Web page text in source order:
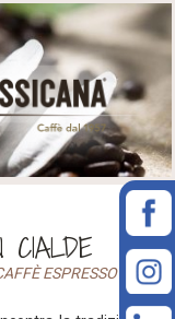
CIALDE
ESPRESSO IN